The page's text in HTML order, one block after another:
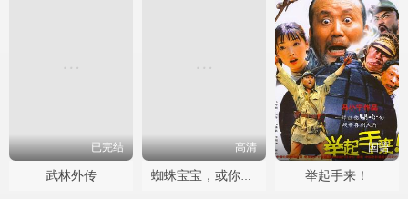
已完结
武林外传
高清
蜘蛛宝宝，或你所听说过最疯狂的故事
国语
举起手来！